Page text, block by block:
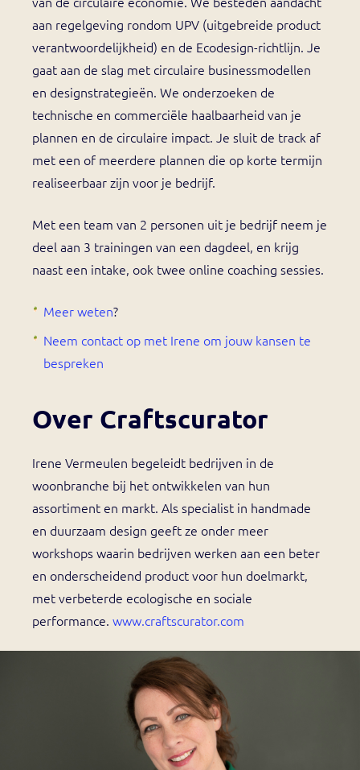
aan regelgeving rondom UPV (uitgebreide product
verantwoordelijkheid) en de Ecodesign-richtlijn. Je
gaat aan de slag met circulaire businessmodellen
en designstrategieën. We onderzoeken de
technische en commerciële haalbaarheid van je
plannen en de circulaire impact. Je sluit de track af
met een of meerdere plannen die op korte termijn
realiseerbaar zijn voor je bedrijf.
Met een team van 2 personen uit je bedrijf neem je
deel aan 3 trainingen van een dagdeel, en krijg
naast een intake, ook twee online coaching sessies.
Meer weten?
Neem contact op met Irene om jouw kansen te
bespreken
Over Craftscurator
Irene Vermeulen begeleidt bedrijven in de
woonbranche bij het ontwikkelen van hun
assortiment en markt. Als specialist in handmade
en duurzaam design geeft ze onder meer
workshops waarin bedrijven werken aan een beter
en onderscheidend product voor hun doelmarkt,
met verbeterde ecologische en sociale
performance. www.craftscurator.com